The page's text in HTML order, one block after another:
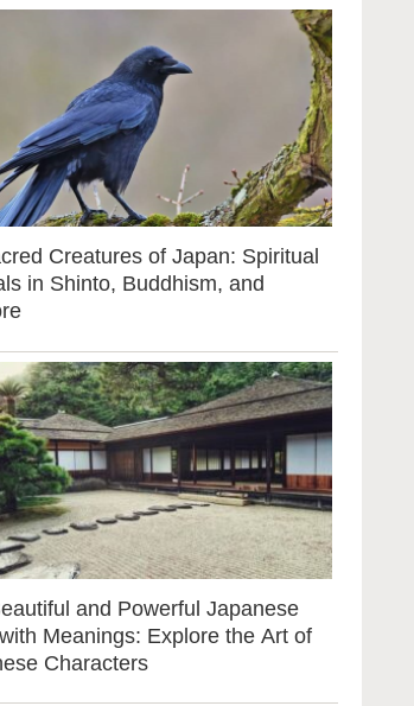
Creatures of Japan: Spiritual
in Shinto, Buddhism, and
and Powerful Japanese
Meanings: Explore the Art of
Characters